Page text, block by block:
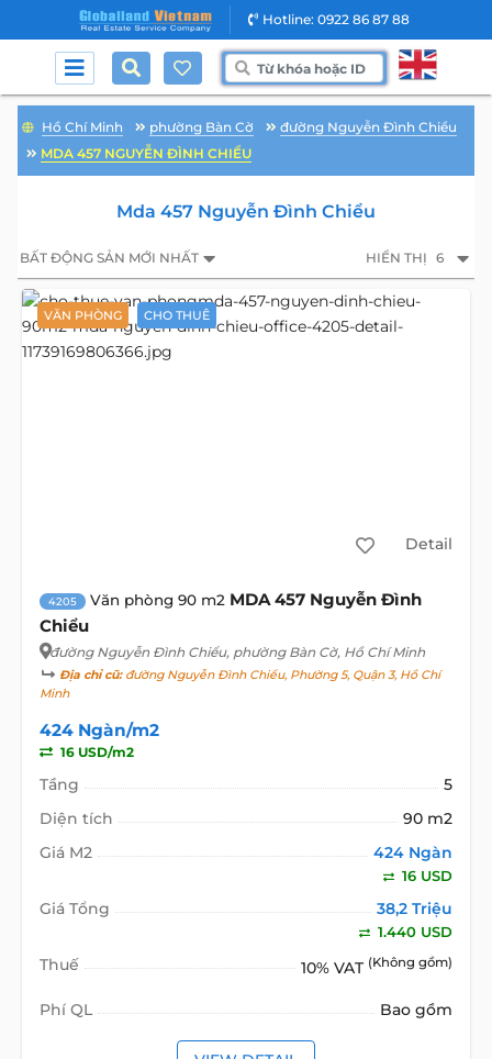
Hotline: 0922 86 87 88
Hồ Chí Minh phường Bàn Cờ
đường Nguyễn Đình Chiểu
MDA 457 NGUYỄN ĐÌNH CHIỂU
Mda 457 Nguyễn Đình Chiểu
BẤT ĐỘNG SẢN MỚI NHẤT HIỂN THỊ 6
VĂN PHÒNG CHO THUÊ
Detail
4205 Văn phòng 90 m2 MDA 457 Nguyễn Đình
Chiểu
đường Nguyễn Đình Chiểu, phường Bàn Cờ, Hồ Chí Minh
Địa chỉ cũ:đường Nguyễn Đình Chiểu, Phường 5, Quận 3, Hồ Chí
Minh
424 Ngàn/m2
16 USD/m2
Tầng
5
Diện tích
90 m2
Giá M2
424 Ngàn
16 USD
Giá Tổng 38,2 Triệu
1.440 USD
Thuế 10% VAT (Không gồm)
Phí QL Bao gồm